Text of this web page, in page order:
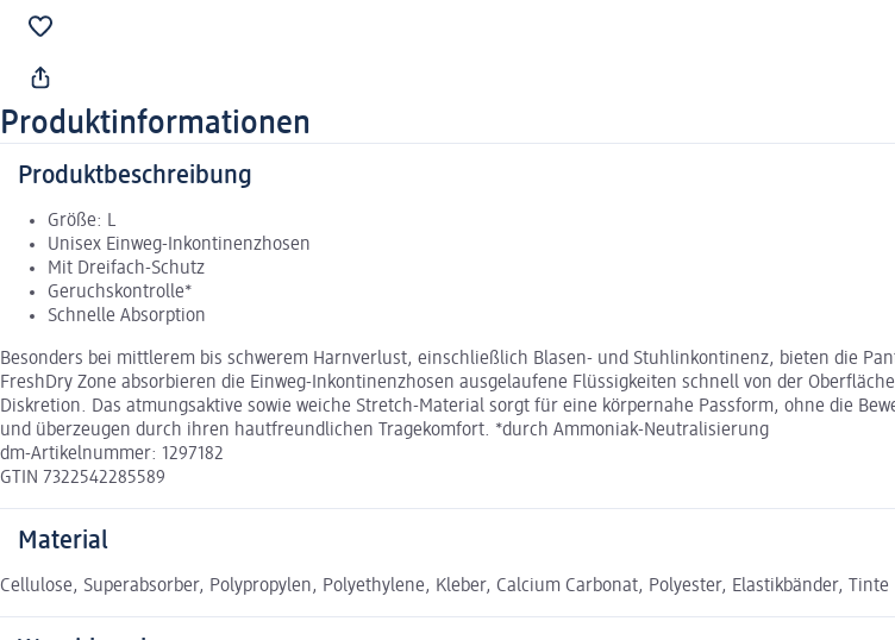
Produktinformationen
Produktbeschreibung
Größe: L
Unisex Einweg-Inkontinenzhosen
Mit Dreifach-Schutz
Geruchskontrolle*
Schnelle Absorption
Besonders bei mittlerem bis schwerem Harnverlust, einschließlich Blasen- und Stuhlinkontinenz, bieten die
FreshDry Zone absorbieren die Einweg-Inkontinenzhosen ausgelaufene Flüssigkeiten schnell von der
Diskretion. Das atmungsaktive sowie weiche Stretch-Material sorgt für eine körpernahe Passform, ohne die
und überzeugen durch ihren hautfreundlichen Tragekomfort. *durch Ammoniak-Neutralisierung
dm-Artikelnummer: 1297182
GTIN 7322542285589
Material
Cellulose, Superabsorber, Polypropylen, Polyethylene, Kleber, Calcium Carbonat, Polyester, Elastikbänder, Tinte